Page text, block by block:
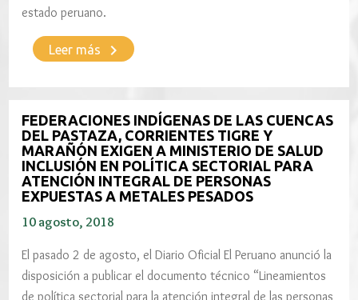
estado peruano.
Leer más keyboard_arrow_right
FEDERACIONES INDÍGENAS DE LAS CUENCAS
DEL PASTAZA, CORRIENTES TIGRE Y
MARAÑÓN EXIGEN A MINISTERIO DE SALUD
INCLUSIÓN EN POLÍTICA SECTORIAL PARA
ATENCIÓN INTEGRAL DE PERSONAS
EXPUESTAS A METALES PESADOS
10 agosto, 2018
El pasado 2 de agosto, el Diario Oficial El Peruano anunció la
disposición a publicar el documento técnico “Lineamientos
de política sectorial para la atención integral de las personas